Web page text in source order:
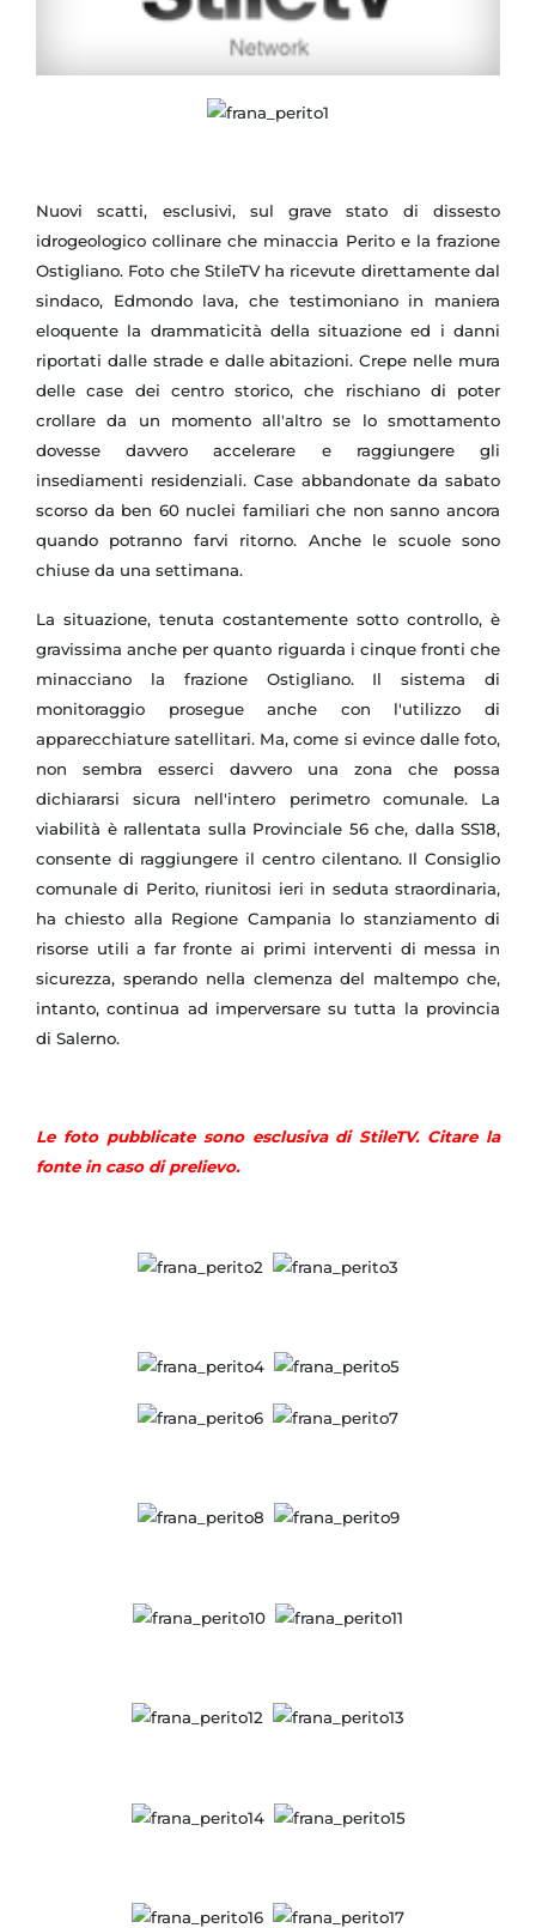
Nuovi scatti, esclusivi, sul grave stato di dissesto
idrogeologico collinare che minaccia Perito e la frazione
Ostigliano. Foto che StileTV ha ricevute direttamente dal
sindaco, Edmondo lava, che testimoniano in maniera
eloquente la drammaticità della situazione ed i danni
riportati dalle strade e dalle abitazioni. Crepe nelle mura
delle case dei centro storico, che rischiano di poter
crollare da un momento all'altro se lo smottamento
dovesse davvero accelerare e raggiungere gli
insediamenti residenziali. Case abbandonate da sabato
scorso da ben 60 nuclei familiari che non sanno ancora
quando potranno farvi ritorno. Anche le scuole sono
chiuse da una settimana.
La situazione, tenuta costantemente sotto controllo, è
gravissima anche per quanto riguarda i cinque fronti che
minacciano la frazione Ostigliano. Il sistema di
monitoraggio prosegue anche con l'utilizzo di
apparecchiature satellitari. Ma, come si evince dalle foto,
non sembra esserci davvero una zona che possa
dichiararsi sicura nell'intero perimetro comunale. La
viabilità è rallentata sulla Provinciale 56 che, dalla SS18,
consente di raggiungere il centro cilentano. Il Consiglio
comunale di Perito, riunitosi ieri in seduta straordinaria,
ha chiesto alla Regione Campania lo stanziamento di
risorse utili a far fronte ai primi interventi di messa in
sicurezza, sperando nella clemenza del maltempo che,
intanto, continua ad imperversare su tutta la provincia
di Salerno.
Le foto pubblicate sono esclusiva di StileTV. Citare la
fonte in caso di prelievo.